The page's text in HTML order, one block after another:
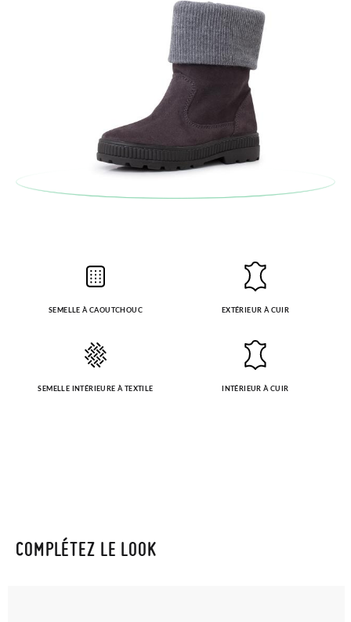
SEMELLE À CAOUTCHOUC EXTÉRIEUR À CUIR
SEMELLE INTÉRIEURE À TEXTILE INTÉRIEUR À CUIR
COMPLÉTEZ LE LOOK